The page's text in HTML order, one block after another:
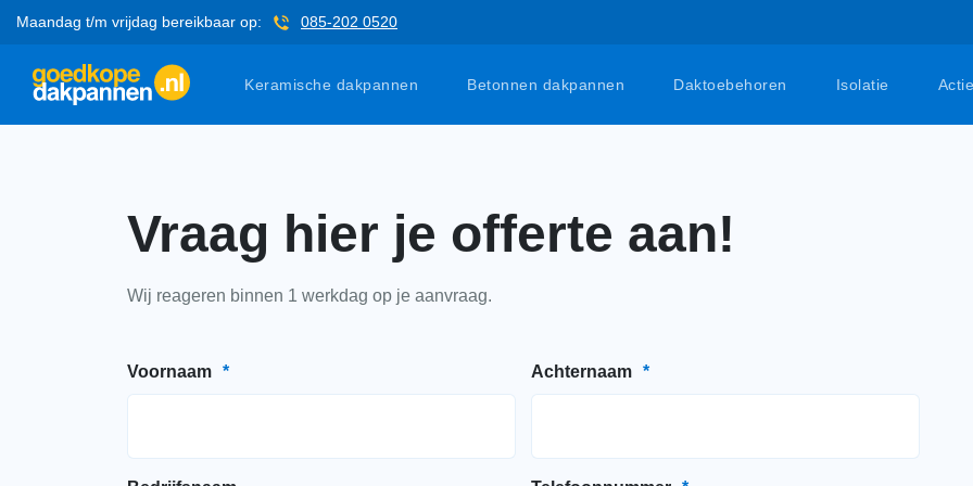
Maandag t/m vrijdag bereikbaar op: 085-202 0520
Keramische dakpannen Betonnen dakpannen Daktoebehoren Isolatie
Vraag hier je offerte aan!
Wij reageren binnen 1 werkdag op je aanvraag.
Voornaam * Achternaam *